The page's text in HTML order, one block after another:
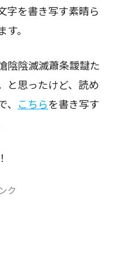
字を書き写す素晴ら
。
陰陰滅滅蕭条靉靆た
と思ったけど、読め
こちらを書き写す
ク